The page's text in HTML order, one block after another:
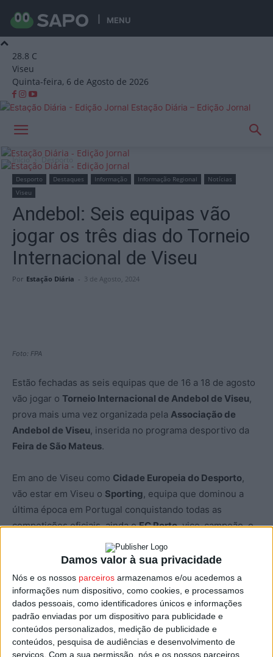
Damos valor à sua privacidade
Nós e os nossos parceiros armazenamos e/ou acedemos a
informações num dispositivo, como cookies, e processamos
dados pessoais, como identificadores únicos e informações
padrão enviadas por um dispositivo para publicidade e
conteúdos personalizados, medição de publicidade e
conteúdos, pesquisa de audiências e desenvolvimento de
serviços. Com a sua permissão, nós e os nossos parceiros
MENU
28.8 C
Viseu
Quinta-feira, 6 de Agosto de 2026
Estação Diária – Edição Jornal
Início Desporto
Desporto Destaques Informação Informação Regional
Notícias
Viseu
Andebol: Seis equipas vão
jogar os três dias do Torneio
Internacional de Viseu
Por Estação Diária - 3 de Agosto, 2024
Foto: FPA
Estão fechadas as seis equipas que de 16 a 18 de agosto
vão jogar o Torneio Internacional de Andebol de Viseu,
prova mais uma vez organizada pela Associação de
Andebol de Viseu, inserida no programa desportivo da
Feira de São Mateus.
Em ano de Viseu como Cidade Europeia do Desporto,
vão estar em Viseu o Sporting, equipa que dominou a
última época em Portugal conquistando todas as
competições oficiais, ainda oFC Porto, vice-campeão, o
Marítimo
, e de Espanha vem o
Ademar Leone da Alemanha a formação doMT
Melsungen
O Torneio Internacional de Andebol de Viseu vai ser
oficialmente apresentado na terça-feira, 06 de agosto,
para se conhecer o calendário dos jogos que irão ser
disputados no Pavilhão Cidade de Viseu.